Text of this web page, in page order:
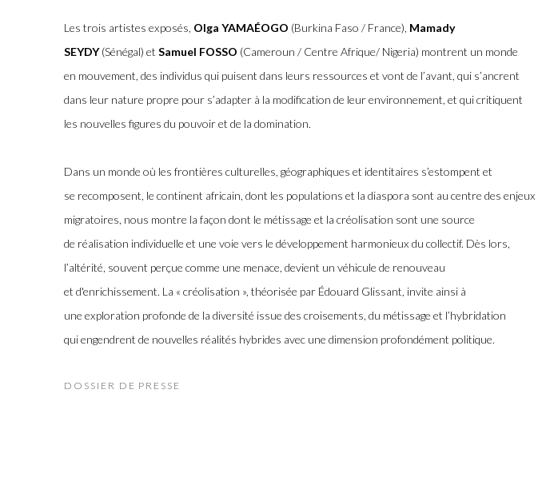
Les trois artistes exposés, Olga YAMAÉOGO (Burkina Faso / France), Mamady
SEYDY(Sénégal) et Samuel FOSSO (Cameroun / Centre Afrique/ Nigeria) montrent un monde
en mouvement, des individus qui puisent dans leurs ressources et vont de l’avant, qui s’ancrent
dans leur nature propre pour s’adapter à la modification de leur environnement, et qui critiquent
les nouvelles figures du pouvoir et de la domination.
Dans un monde où les frontières culturelles, géographiques et identitaires s’estompent et
se recomposent, le continent africain, dont les populations et la diaspora sont au centre des enjeux
migratoires, nous montre la façon dont le métissage et la créolisation sont une source
de réalisation individuelle et une voie vers le développement harmonieux du collectif. Dès lors,
l’altérité, souvent perçue comme une menace, devient un véhicule de renouveau
et d'enrichissement. La « créolisation », théorisée par Édouard Glissant, invite ainsi à
une exploration profonde de la diversité issue des croisements, du métissage et l’hybridation
qui engendrent de nouvelles réalités hybrides avec une dimension profondément politique.
DOSSIER DE PRESSE